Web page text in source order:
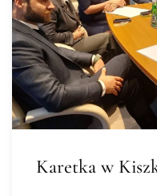
Karetka w